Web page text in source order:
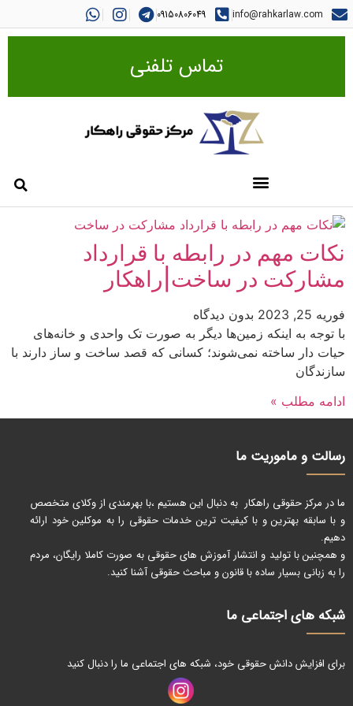
info@rahkarlaw.com
09150806049
تماس تلفنی
نکات مهم در رابطه با قرارداد
مشارکت در ساخت|راهکار
فوریه 25, 2023
بدون دیدگاه
با توجه به اینکه زمین‌ها دیگر به صورت تک واحدی و خانه‌های
حیات دار ساخته نمی‌شوند؛ کسانی که قصد ساخت و ساز دارند با
سازندگان
ادامه مطلب »
رسالت و ماموریت ما
ما در مرکز حقوقی راهکار به دنبال این هستیم ،با بهرمندی از وکلای متخصص
و با سابقه بهترین و با کیفیت ترین خدمات حقوقی را به موکلین خود ارائه
دهیم.
و همچنین با تولید و انتشار آموزش های حقوقی به صورت کاملا رایگان، مردم
را به زبانی بسیار ساده با قانون و مباحث حقوقی آشنا کنید.
شبکه های اجتماعی ما
برای افزایش دانش حقوقی خود، شبکه های اجتماعی ما را دنبال کنید